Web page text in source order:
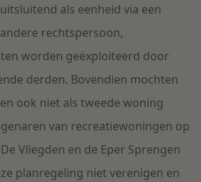
als eenheid via een
rechtspersoon,
worden geëxploiteerd door
derden. Bovendien mochten
ook niet als tweede woning
van recreatiewoningen op
Vliegden en de Eper Sprengen
planregeling niet verenigen en